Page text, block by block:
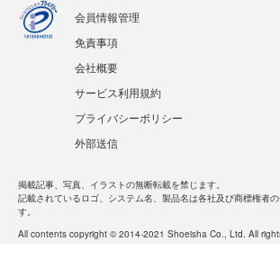
会員情報管理
免責事項
会社概要
サービス利用規約
プライバシーポリシー
外部送信
掲載記事、写真、イラストの無断転載を禁じます。
記載されているロゴ、システム名、製品名は各社及び商標権者の
す。
All contents copyright © 2014-2021 Shoeisha Co., Ltd. All